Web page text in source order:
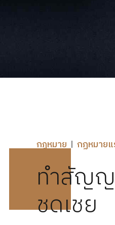
กฎหมาย กฏหมาย
ทำสัญ
ชดเชย